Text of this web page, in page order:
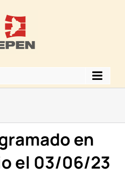
en
el 03/06/23